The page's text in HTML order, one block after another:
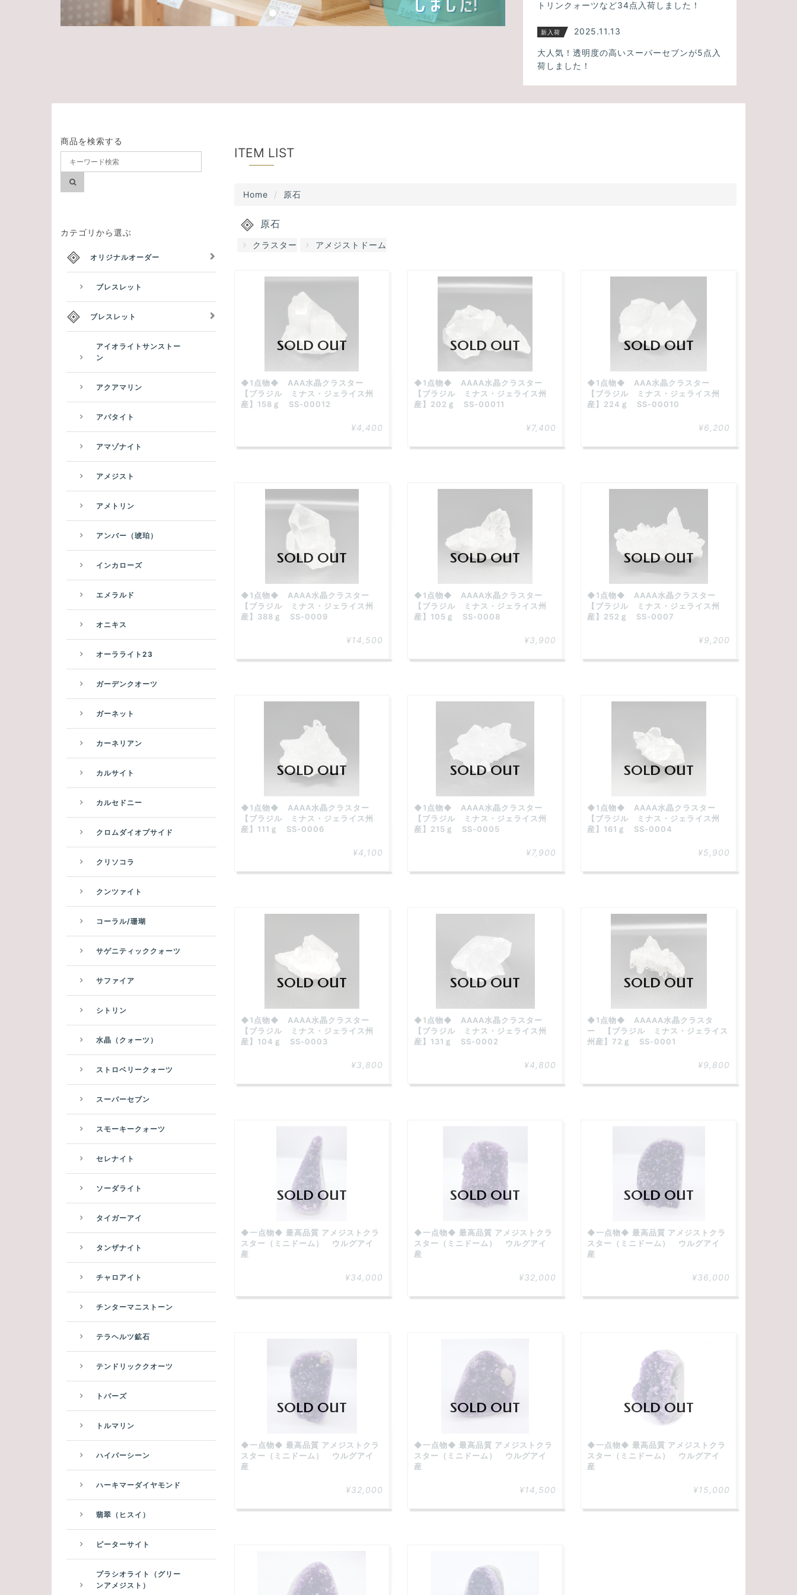
トリンクォーツなど34点入荷しました！
新入荷 2025.11.13
大人気！透明度の高いスーパーセブンが5点入
荷しました！
ITEM LIST
Home 原石
原石
クラスター アメジストドーム
SOLD OUT
◆1点物◆ AAA水晶クラスター
【ブラジル ミナス・ジェライス州
産】158ｇ SS-00012
¥4,400
SOLD OUT
◆1点物◆ AAAA水晶クラスター
【ブラジル ミナス・ジェライス州
産】202ｇ SS-00011
¥7,400
SOLD OUT
◆1点物◆ AAA水晶クラスター
【ブラジル ミナス・ジェライス州
産】224ｇ SS-00010
¥6,200
SOLD OUT
◆1点物◆ AAAA水晶クラスター
【ブラジル ミナス・ジェライス州
産】388ｇ SS-0009
¥14,500
SOLD OUT
◆1点物◆ AAAA水晶クラスター
【ブラジル ミナス・ジェライス州
産】105ｇ SS-0008
¥3,900
SOLD OUT
◆1点物◆ AAAA水晶クラスター
【ブラジル ミナス・ジェライス州
産】252ｇ SS-0007
¥9,200
SOLD OUT
◆1点物◆ AAAA水晶クラスター
【ブラジル ミナス・ジェライス州
産】111ｇ SS-0006
¥4,100
SOLD OUT
◆1点物◆ AAAA水晶クラスター
【ブラジル ミナス・ジェライス州
産】215ｇ SS-0005
¥7,900
SOLD OUT
◆1点物◆ AAAA水晶クラスター
【ブラジル ミナス・ジェライス州
産】161ｇ SS-0004
¥5,900
SOLD OUT
◆1点物◆ AAAA水晶クラスター
【ブラジル ミナス・ジェライス州
産】104ｇ SS-0003
¥3,800
SOLD OUT
◆1点物◆ AAAA水晶クラスター
【ブラジル ミナス・ジェライス州
産】131ｇ SS-0002
¥4,800
SOLD OUT
◆1点物◆ AAAAA水晶クラスタ
ー 【ブラジル ミナス・ジェライス
州産】72ｇ SS-0001
¥9,800
SOLD OUT
◆一点物◆ 最高品質 アメジストクラ
スター（ミニドーム） ウルグアイ
産
¥34,000
SOLD OUT
◆一点物◆ 最高品質 アメジストクラ
スター（ミニドーム） ウルグアイ
産
¥32,000
SOLD OUT
◆一点物◆ 最高品質 アメジストクラ
スター（ミニドーム） ウルグアイ
産
¥36,000
SOLD OUT
◆一点物◆ 最高品質 アメジストクラ
スター（ミニドーム） ウルグアイ
産
¥32,000
SOLD OUT
◆一点物◆ 最高品質 アメジストクラ
スター（ミニドーム） ウルグアイ
産
¥14,500
SOLD OUT
◆一点物◆ 最高品質 アメジストクラ
スター（ミニドーム） ウルグアイ
産
¥15,000
商品を検索する
カテゴリから選ぶ
オリジナルオーダー
ブレスレット
ブレスレット
アイオライトサンストー
ン
アクアマリン
アパタイト
アマゾナイト
アメジスト
アメトリン
アンバー（琥珀）
インカローズ
エメラルド
オニキス
オーラライト23
ガーデンクオーツ
ガーネット
カーネリアン
カルサイト
カルセドニー
クロムダイオプサイド
クリソコラ
クンツァイト
コーラル/珊瑚
サゲニティッククォーツ
サファイア
シトリン
水晶（クォーツ）
ストロベリークォーツ
スーパーセブン
スモーキークォーツ
セレナイト
ソーダライト
タイガーアイ
タンザナイト
チャロアイト
チンターマニストーン
テラヘルツ鉱石
テンドリッククオーツ
トパーズ
トルマリン
ハイパーシーン
ハーキマーダイヤモンド
翡翠（ヒスイ）
ピーターサイト
プラシオライト（グリー
ンアメジスト）